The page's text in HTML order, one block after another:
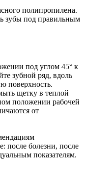
полипропилена.
зубы под правильным
под углом 45° к
зубной ряд, вдоль
поверхность.
щетку в теплой
положении рабочей
от
после болезни, после
показателям.